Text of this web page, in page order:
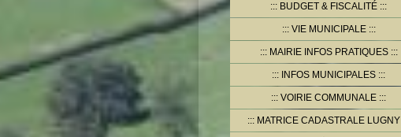
BUDGET & FISCALITÉ
VIE MUNICIPALE
MAIRIE INFOS PRATIQUES
INFOS MUNICIPALES
VOIRIE COMMUNALE
MATRICE CADASTRALE LUGNY